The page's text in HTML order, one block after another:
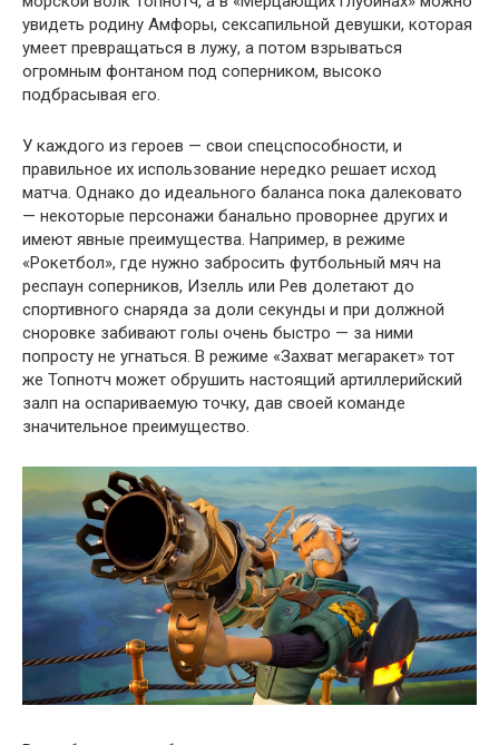
увидеть родину Амфоры, сексапильной девушки, которая
умеет превращаться в лужу, а потом взрываться
огромным фонтаном под соперником, высоко
подбрасывая его.
У каждого из героев — свои спецспособности, и
правильное их использование нередко решает исход
матча. Однако до идеального баланса пока далековато
— некоторые персонажи банально проворнее других и
имеют явные преимущества. Например, в режиме
«Рокетбол», где нужно забросить футбольный мяч на
респаун соперников, Изелль или Рев долетают до
спортивного снаряда за доли секунды и при должной
сноровке забивают голы очень быстро — за ними
попросту не угнаться. В режиме «Захват мегаракет» тот
же Топнотч может обрушить настоящий артиллерийский
залп на оспариваемую точку, дав своей команде
значительное преимущество.